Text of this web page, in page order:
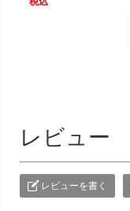
レビュー
レビューを書く